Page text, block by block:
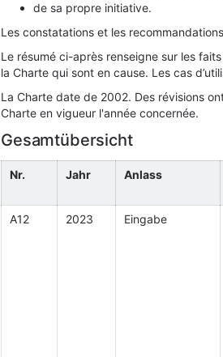
de sa propre initiative.
Les constatations et les
Le résumé ci-après renseigne sur les
la Charte qui sont en cause. Les cas
La Charte date de 2002. Des révisions
Charte en vigueur l'année concernée.
Gesamtübersicht
Nr. Jahr Anlass
A12 2023 Eingabe